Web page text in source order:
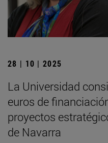
28 | 10 | 2025
La Universidad
euros de
proyectos
de Navarra